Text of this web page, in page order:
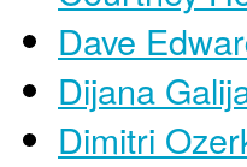
Dave
Dijana
Dimitri